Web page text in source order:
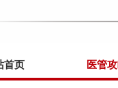
首页 医管